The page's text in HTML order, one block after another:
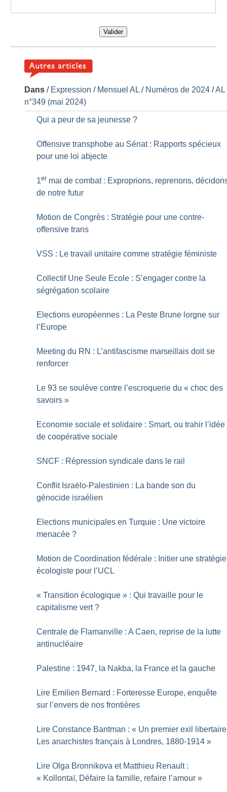
Valider
Dans / Expression / Mensuel AL / Numéros de 2024 /AL
n°349 (mai 2024)
Qui a peur de sa jeunesse ?
Offensive transphobe au Sénat : Rapports spécieux
pour une loi abjecte
1er mai de combat : Exproprions, reprenons,
de notre futur
Motion de Congrès : Stratégie pour une contre-
offensive trans
VSS : Le travail unitaire comme stratégie féministe
Collectif Une Seule Ecole : S’engager contre la
ségrégation scolaire
Elections européennes : La Peste Brune lorgne sur
l’Europe
Meeting du RN : L’antifascisme marseillais doit se
renforcer
Le 93 se soulève contre l’escroquerie du « choc des
savoirs »
Economie sociale et solidaire : Smart, ou trahir l’idée
de coopérative sociale
SNCF : Répression syndicale dans le rail
Conflit Israëlo-Palestinien : La bande son du
génocide israélien
Elections municipales en Turquie : Une victoire
menacée ?
Motion de Coordination fédérale : Initier une stratégie
écologiste pour l’UCL
« Transition écologique » : Qui travaille pour le
capitalisme vert ?
Centrale de Flamanville : A Caen, reprise de la lutte
antinucléaire
Palestine : 1947, la Nakba, la France et la gauche
Lire Emilien Bernard : Forteresse Europe, enquête
sur l’envers de nos frontières
Lire Constance Bantman : « Un premier exil
Les anarchistes français à Londres, 1880-1914 »
Lire Olga Bronnikova et Matthieu Renault :
« Kollontaï, Défaire la famille, refaire l’amour »